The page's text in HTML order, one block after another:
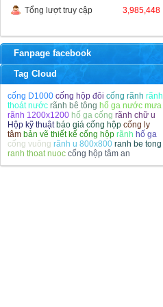
Tổng lượt truy cập
3,985,448
Fanpage facebook
Tag Cloud
cống D1000 cống hộp đôi cống rãnh rãnh
thoát nước rãnh bê tông hố ga nước mưa
rãnh 1200x1200 hố ga cống rãnh chữ u
Hộp kỹ thuật báo giá cống hộp cống ly
tâm bản vẽ thiết kế cống hộp rãnh hố ga
cống vuông rãnh u 800x800 ranh be tong
ranh thoat nuoc cống hộp tâm an